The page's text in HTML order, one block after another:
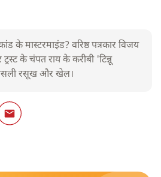
के मास्टरमाइंड? वरिष्ठ पत्रकार विजय
ट्रस्ट के चंपत राय के करीबी 'टिन्नू
रसूख और खेल।